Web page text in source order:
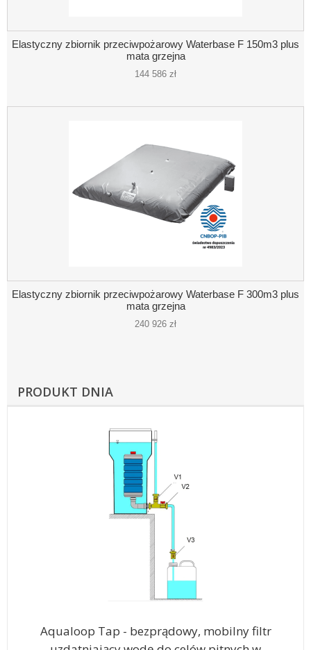
Elastyczny zbiornik przeciwpożarowy Waterbase F 150m3 plus
mata grzejna
144 586 zł
Elastyczny zbiornik przeciwpożarowy Waterbase F 300m3 plus
mata grzejna
240 926 zł
PRODUKT DNIA
Aqualoop Tap - bezprądowy, mobilny filtr